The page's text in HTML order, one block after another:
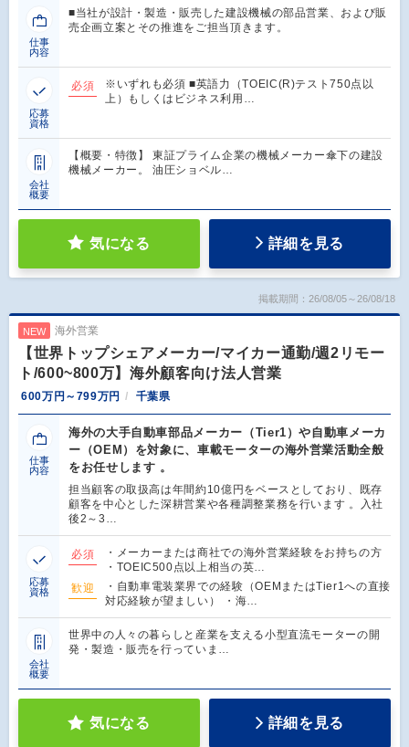
仕事
内容
■当社が設計・製造・販売した建設機械の部品営業、および販
売企画立案とその推進をご担当頂きます。
応募
資格
必須
※いずれも必須 ■英語力（TOEIC(R)テスト750点以
上）もしくはビジネス利用…
会社
概要
【概要・特徴】 東証プライム企業の機械メーカー傘下の建設
機械メーカー。 油圧ショベル…
気になる 詳細を見る
掲載期間：26/08/05～26/08/18
NEW 海外営業
【世界トップシェアメーカー/マイカー通勤/週2リモー
ト/600~800万】海外顧客向け法人営業
600万円～799万円 千葉県
仕事
内容
海外の大手自動車部品メーカー（Tier1）や自動車メーカ
ー（OEM）を対象に、車載モーターの海外営業活動全般
をお任せします 。
担当顧客の取扱高は年間約10億円をベースとしており、既存
顧客を中心とした深耕営業や各種調整業務を行います 。入社
後2～3…
応募
資格
必須
・メーカーまたは商社での海外営業経験をお持ちの方
・TOEIC500点以上相当の英…
歓迎
・自動車電装業界での経験（OEMまたはTier1への直接
対応経験が望ましい） ・海…
会社
概要
世界中の人々の暮らしと産業を支える小型直流モーターの開
発・製造・販売を行っていま…
気になる 詳細を見る